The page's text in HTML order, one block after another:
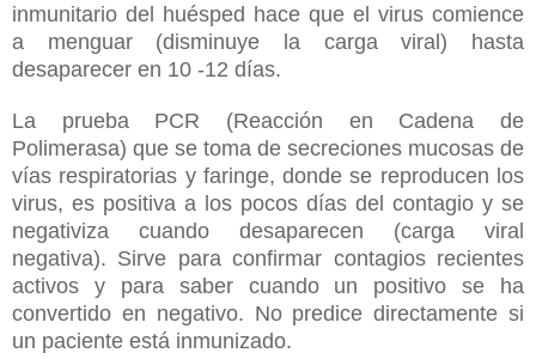
inmunitario del huésped hace que el virus comience
a menguar (disminuye la carga viral) hasta
desaparecer en 10 -12 días.
La prueba PCR (Reacción en Cadena de
Polimerasa) que se toma de secreciones mucosas de
vías respiratorias y faringe, donde se reproducen los
virus, es positiva a los pocos días del contagio y se
negativiza cuando desaparecen (carga viral
negativa). Sirve para confirmar contagios recientes
activos y para saber cuando un positivo se ha
convertido en negativo. No predice directamente si
un paciente está inmunizado.